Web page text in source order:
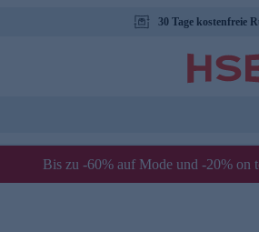
30 Tage kostenfreie
Bis zu -60% auf Mode und -20% on